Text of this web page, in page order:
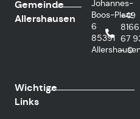
Gemeinde
Allershausen
Johannes-
Boos-Platz
6
85391
+49
8166
67
- 0
Wichtige
Links